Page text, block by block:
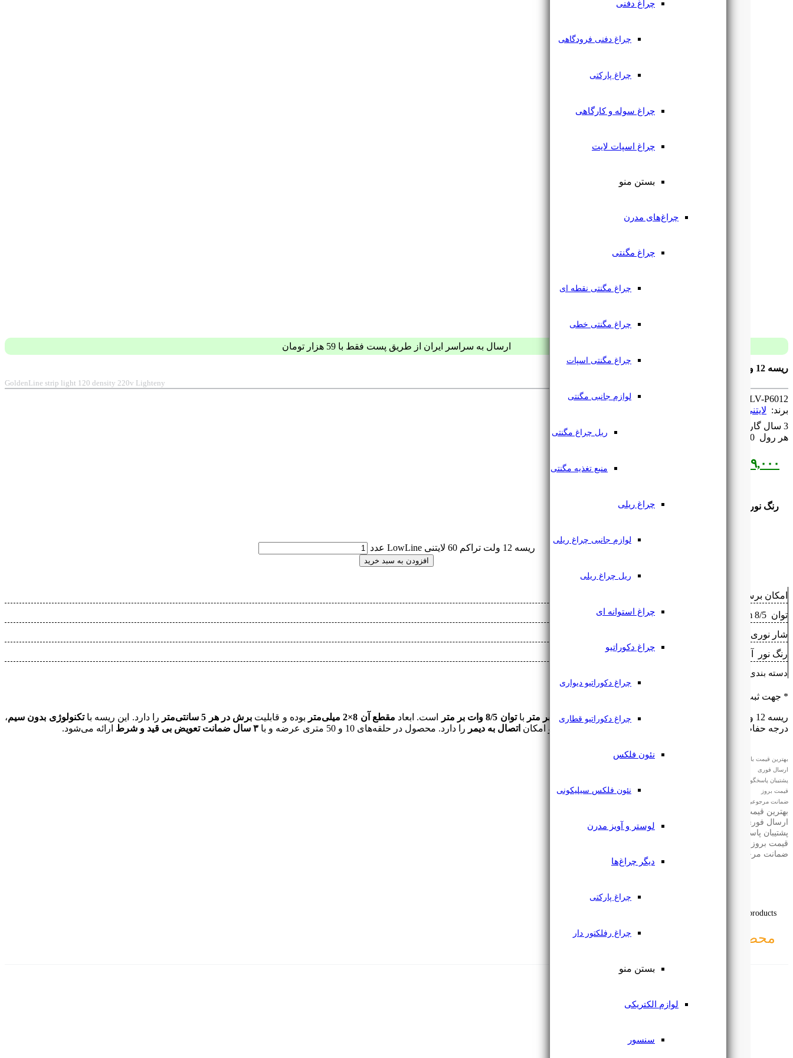
چراغ دفنی
چراغ دفنی فرودگاهی
چراغ پارکتی
چراغ سوله و کارگاهی
چراغ اسپات لایت
بستن منو
چراغ‌های مدرن
چراغ مگنتی
چراغ مگنتی نقطه ای
چراغ مگنتی خطی
چراغ مگنتی اسپات
لوازم جانبی مگنتی
ریل چراغ مگنتی
منبع تغذیه مگنتی
چراغ ریلی
لوازم جانبی چراغ ریلی
ریل چراغ ریلی
چراغ استوانه ای
چراغ دکوراتیو
چراغ دکوراتیو دیواری
چراغ دکوراتیو قطاری
نئون فلکس
نئون فلکس سیلیکونی
لوستر و آویز مدرن
دیگر چراغ‌ها
چراغ پارکتی
چراغ رفلکتور دار
بستن منو
لوازم الکتریکی
سنسور
ارسال به سراسر ایران از طریق پست فقط با 59 هزار تومان
ریسه 12 ولت تراکم 60 لایتنی LowLine
GoldenLine strip light 120 density 220v Lighteny
LV-P6012
برند: ‌ لایتنی
3 سال گارانتی
هر رول ‌ 10 متر
۱,۰۵۹,۰۰۰
رنگ نور
ریسه 12 ولت تراکم 60 لایتنی LowLine عدد
افزودن به سبد خرید
امکان برش ‌
توان ‌ 8/5 w/m
شار نوری ‌
رنگ نور ‌
دسته بندی: ‌
* جهت ثبت سفارش تماس بگیرید
ریسه 12 ولت تراکم 60 لایتنی با نوردهی فوق‌العاده 1460 لومن بر متر باتوان 8/5 وات بر متر است. ابعاد مقطع آن 8×2 میلی‌متر بوده و قابلیت برش در هر 5 سانتی‌متر را دارد. این ریسه باتکنولوژی بدون سیم،
درجه حفاظت
ساخته شده و امکان اتصال به دیمر را دارد. محصول در حلقه‌های 10 و 50 متری عرضه و با ۳ سال ضمانت تعویض بی قید و شرط ارائه می‌شود.
بهترین قیمت بازار
ارسال فوری
پشتیبان پاسخگو
قیمت بروز
ضمانت مرجوعی
بهترین قیمت بازار
ارسال فوری
پشتیبان پاسخگو
قیمت بروز
ضمانت مرجوعی
Related products
محصولاتـــــ